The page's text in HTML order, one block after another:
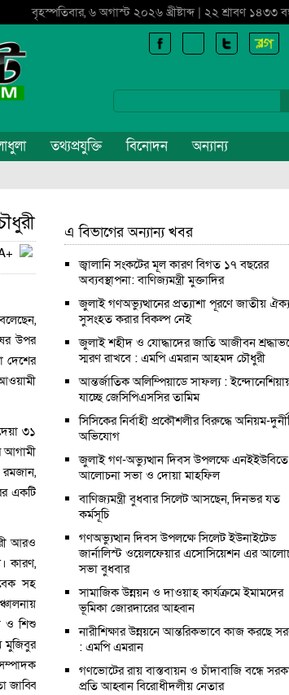
বৃহস্পতিবার, ৬ অগাস্ট ২০২৬ খ্রীষ্টাব্দ | ২২ শ্রাবণ ১৪৩৩
তথ্যপ্রযুক্তি বিনোদন অন্যান্য
উপর
দেশের
৩১
আগামী
রমজান,
একটি
আরও
কারণ,
সহ
ও শিশু
মুজিবুর
জাব্বি
এ বিভাগের অন্যান্য খবর
জ্বালানি সংকটের মূল কারণ বিগত ১৭ বছরের
অব্যবস্থাপনা: বাণিজ্যমন্ত্রী মুক্তাদির
জুলাই গণঅভ্যুত্থানের প্রত্যাশা পূরণে জাতীয় ঐক্য
সুসংহত করার বিকল্প নেই
জুলাই শহীদ ও যোদ্ধাদের জাতি আজীবন
স্মরণ রাখবে : এমপি এমরান আহমদ চৌধুরী
আন্তর্জাতিক অলিম্পিয়াডে সাফল্য :
যাচ্ছে জেসিপিএসসির তামিম
সিসিকের নির্বাহী প্রকৌশলীর বিরুদ্ধে অনিয়ম-
অভিযোগ
জুলাই গণ-অভ্যুত্থান দিবস উপলক্ষে এনইইউবিতে
আলোচনা সভা ও দোয়া মাহফিল
বাণিজ্যমন্ত্রী বুধবার সিলেট আসছেন, দিনভর যত
কর্মসূচি
গণঅভ্যুত্থান দিবস উপলক্ষে সিলেট ইউনাইটেড
জার্নালিস্ট ওয়েলফেয়ার এসোসিয়েশন এর
সভা বুধবার
সামাজিক উন্নয়ন ও দাওয়াহ কার্যক্রমে ইমামদের
ভূমিকা জোরদারের আহ্বান
নারীশিক্ষার উন্নয়নে আন্তরিকভাবে কাজ করছে
: এমপি এমরান
গণভোটের রায় বাস্তবায়ন ও চাঁদাবাজি বন্ধে
প্রতি আহ্বান বিরোধীদলীয় নেতার